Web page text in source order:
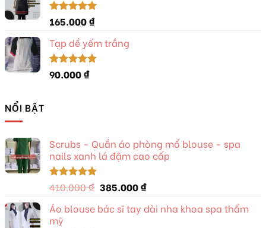
Được xếp
hạng 5.00
5 sao
165.000₫
Tạp dề yếm trắng
Được xếp
hạng5.00
90.000₫
NỔI BẬT
Scrubs - Quần áo phòng mổ blouse - spa
nails xanh lá đậm cao cấp
Được xếp
5 sao
410.000₫ Giá
là:
385.000₫Giá
tại
Áo blouse bác sĩ tay dài nha khoa spa thẩm
mỹ